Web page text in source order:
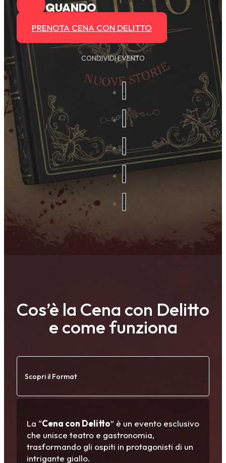
QUANDO
PRENOTA CENA CON DELITTO
CONDIVIDI EVENTO
Cos’è la Cena con Delitto
e come funziona
Scopri il Format
La “Cena con Delitto” è un evento esclusivo
che unisce teatro e gastronomia,
trasformando gli ospiti in protagonisti di un
intrigante giallo.